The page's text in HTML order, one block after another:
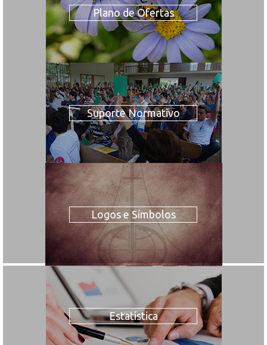
Plano de Ofertas
Suporte Normativo
Logos e Símbolos
Estatística